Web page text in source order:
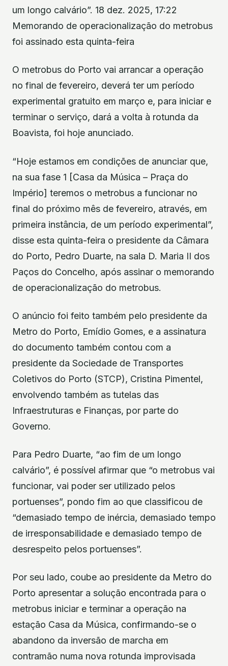
um longo calvário”. 18 dez. 2025, 17:22
Memorando de operacionalização do metrobus
foi assinado esta quinta-feira
O metrobus do Porto vai arrancar a operação
no final de fevereiro, deverá ter um período
experimental gratuito em março e, para iniciar e
terminar o serviço, dará a volta à rotunda da
Boavista, foi hoje anunciado.
“Hoje estamos em condições de anunciar que,
na sua fase 1 [Casa da Música – Praça do
Império] teremos o metrobus a funcionar no
final do próximo mês de fevereiro, através, em
primeira instância, de um período experimental”,
disse esta quinta-feira o presidente da Câmara
do Porto, Pedro Duarte, na sala D. Maria II dos
Paços do Concelho, após assinar o memorando
de operacionalização do metrobus.
O anúncio foi feito também pelo presidente da
Metro do Porto, Emídio Gomes, e a assinatura
do documento também contou com a
presidente da Sociedade de Transportes
Coletivos do Porto (STCP), Cristina Pimentel,
envolvendo também as tutelas das
Infraestruturas e Finanças, por parte do
Governo.
Para Pedro Duarte, “ao fim de um longo
calvário”, é possível afirmar que “o metrobus vai
funcionar, vai poder ser utilizado pelos
portuenses”, pondo fim ao que classificou de
“demasiado tempo de inércia, demasiado tempo
de irresponsabilidade e demasiado tempo de
desrespeito pelos portuenses”.
Por seu lado, coube ao presidente da Metro do
Porto apresentar a solução encontrada para o
metrobus iniciar e terminar a operação na
estação Casa da Música, confirmando-se o
abandono da inversão de marcha em
contramão numa nova rotunda improvisada